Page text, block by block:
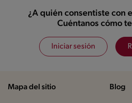
¿A quién consentiste con
Cuéntanos cómo
Iniciar sesión
Mapa del sitio Blog